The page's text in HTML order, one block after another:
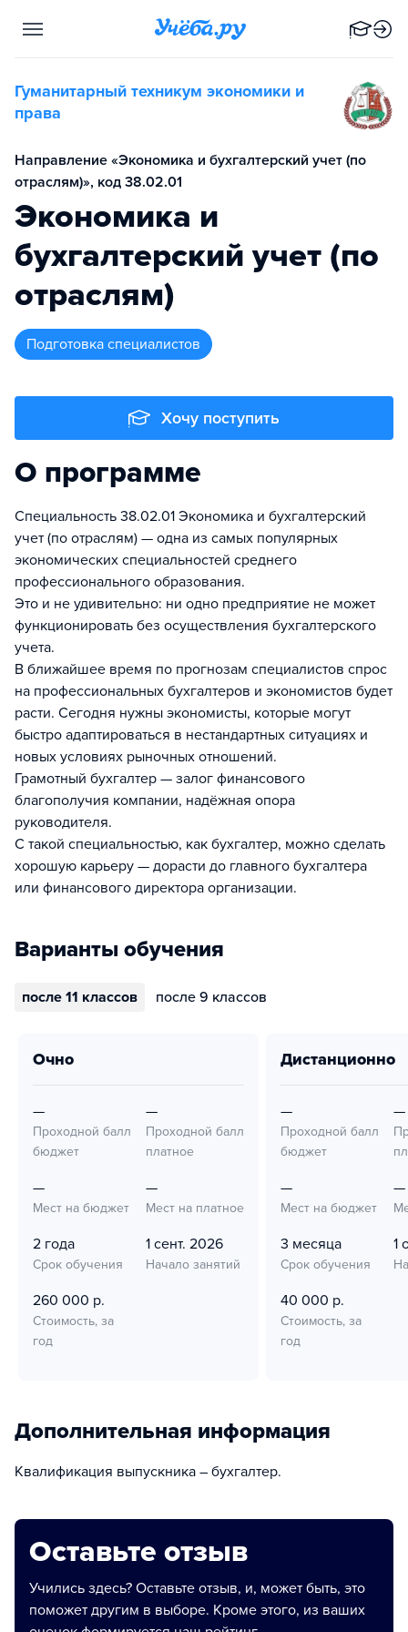
Гуманитарный техникум экономики и
права
Направление «Экономика и бухгалтерский учет (по
отраслям)», код 38.02.01
Экономика и
бухгалтерский учет (по
отраслям)
подготовка специалистов
Хочу поступить
О программе
Специальность 38.02.01 Экономика и бухгалтерский
учет (по отраслям) — одна из самых популярных
экономических специальностей среднего
профессионального образования.
Это и не удивительно: ни одно предприятие не может
функционировать без осуществления бухгалтерского
учета.
В ближайшее время по прогнозам специалистов спрос
на профессиональных бухгалтеров и экономистов будет
расти. Сегодня нужны экономисты, которые могут
быстро адаптироваться в нестандартных ситуациях и
новых условиях рыночных отношений.
Грамотный бухгалтер — залог финансового
благополучия компании, надёжная опора
руководителя.
С такой специальностью, как бухгалтер, можно сделать
хорошую карьеру — дорасти до главного бухгалтера
или финансового директора организации.
Варианты обучения
после 11 классов после 9 классов
очно
—
Проходной балл
бюджет
—
Проходной балл
платное
—
Мест на бюджет
—
Мест на платное
2 года
Срок обучения
1 сент. 2026
Начало занятий
260 000 р.
Стоимость, за
год
дистанционно
—
Проходной балл
бюджет
—
—
Мест на бюджет
—
3 месяца
Срок обучения
1
40 000 р.
Стоимость, за
год
Дополнительная информация
Квалификация выпускника – бухгалтер.
Оставьте отзыв
Учились здесь? Оставьте отзыв, и, может быть, это
поможет другим в выборе. Кроме этого, из ваших